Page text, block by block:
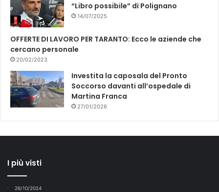
“Libro possibile” di Polignano
14/07/2025
OFFERTE DI LAVORO PER TARANTO: Ecco le aziende che
cercano personale
20/02/2023
Investita la caposala del Pronto
Soccorso davanti all’ospedale di
Martina Franca
27/01/2026
I più visti
26/10/2024